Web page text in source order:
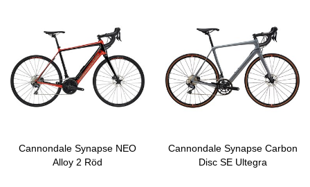
Cannondale Synapse NEO
Alloy 2 Röd
Cannondale Synapse Carbon
Disc SE Ultegra